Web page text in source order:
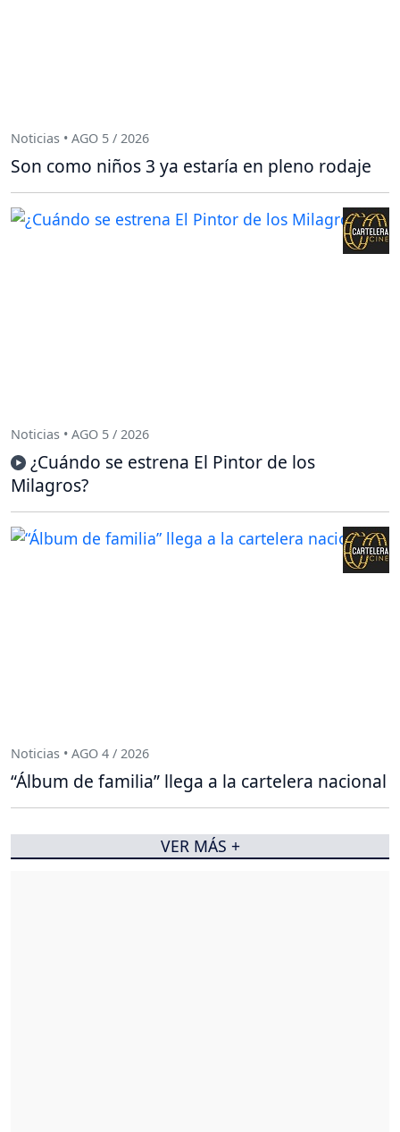
Noticias • AGO 5 / 2026
Son como niños 3 ya estaría en pleno rodaje
Noticias • AGO 5 / 2026
¿Cuándo se estrena El Pintor de los
Milagros?
Noticias • AGO 4 / 2026
“Álbum de familia” llega a la cartelera nacional
VER MÁS +